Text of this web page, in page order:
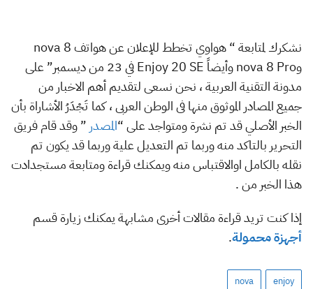
نشكرك لمتابعة “ هواوي تخطط للإعلان عن هواتف nova 8
وnova 8 Pro وأيضاً Enjoy 20 SE في 23 من ديسمبر” على
مدونة التقنية العربية ، نحن نسعى لتقديم أهم الاخبار من
جميع المصادر الموثوق منها فى الوطن العربى ، كما تَجْدَرُ الأشاراة بأن
الخبر الأصلي قد تم نشرة ومتواجد على “المصدر ” وقد قام فريق
التحرير بالتاكد منه وربما تم التعديل علية وربما قد يكون تم
نقله بالكامل اوالاقتباس منه ويمكنك قراءة ومتابعة مستجدادت
هذا الخبر من .
إذا كنت تريد قراءة مقالات أخرى مشابهة يمكنك زيارة قسم
أجهزة محمولة.
enjoy
nova